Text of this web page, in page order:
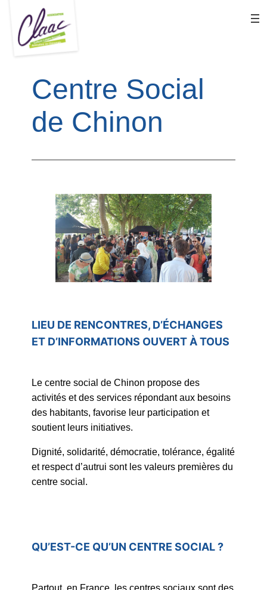
contenu
Centre Social
de Chinon
LIEU DE RENCONTRES, D’ÉCHANGES
ET D’INFORMATIONS OUVERT À TOUS
Le centre social de Chinon propose des
activités et des services répondant aux besoins
des habitants, favorise leur participation et
soutient leurs initiatives.
Dignité, solidarité, démocratie, tolérance, égalité
et respect d’autrui sont les valeurs premières du
centre social.
QU’EST-CE QU’UN CENTRE SOCIAL ?
Partout, en France, les centres sociaux sont des